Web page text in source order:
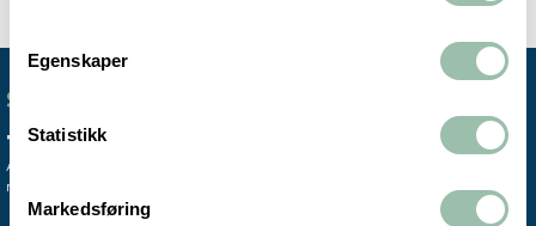
Egenskaper
Statistikk
Markedsføring
SENTRALBORD
+47 72 59 61 00
Avdelingskontorene er koblet til vårt
mobile sentralbord.